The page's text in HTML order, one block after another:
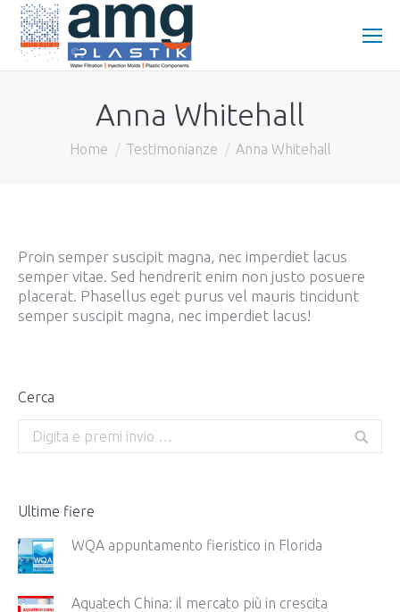
Anna Whitehall
You are here:
Home Testimonianze Anna Whitehall
Proin semper suscipit magna, nec imperdiet lacus
semper vitae. Sed hendrerit enim non justo posuere
placerat. Phasellus eget purus vel mauris tincidunt
semper suscipit magna, nec imperdiet lacus!
Cerca
Search:
Ultime fiere
WQA appuntamento fieristico in Florida
Aquatech China: il mercato più in crescita